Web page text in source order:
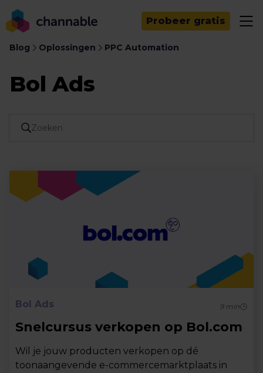
Probeer gratis
Blog Oplossingen PPC Automation
Bol Ads
Bol Ads 9min
Snelcursus verkopen op Bol.com
Wil je jouw producten verkopen op dé
toonaangevende e-commercemarktplaats in